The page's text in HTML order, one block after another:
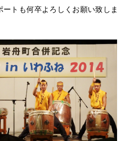
ートも何卒よろしくお願い致しま